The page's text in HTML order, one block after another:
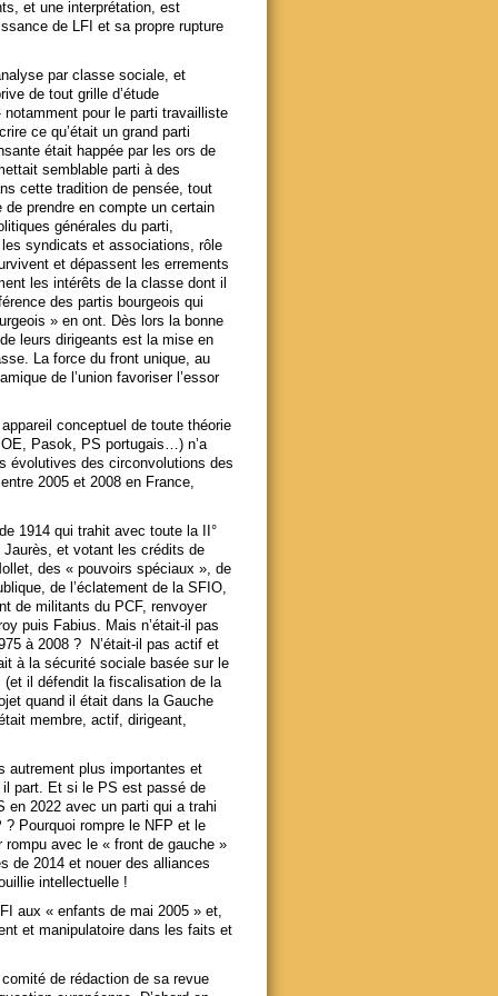
et une interprétation, est
de LFI et sa propre rupture
par classe sociale, et
de tout grille d’étude
pour le parti travailliste
ce qu’était un grand parti
était happée par les ors de
semblable parti à des
cette tradition de pensée, tout
prendre en compte un certain
générales du parti,
syndicats et associations, rôle
et dépassent les errements
les intérêts de la classe dont il
des partis bourgeois qui
» en ont. Dès lors la bonne
leurs dirigeants est la mise en
La force du front unique, au
de l’union favoriser l’essor
conceptuel de toute théorie
Pasok, PS portugais…) n’a
évolutives des circonvolutions des
2005 et 2008 en France,
1914 qui trahit avec toute la II°
et votant les crédits de
des « pouvoirs spéciaux », de
de l’éclatement de la SFIO,
de militants du PCF, renvoyer
puis Fabius. Mais n’était-il pas
à 2008 ? N’était-il pas actif et
à la sécurité sociale basée sur le
il défendit la fiscalisation de la
quand il était dans la Gauche
membre, actif, dirigeant,
autrement plus importantes et
il part. Et si le PS est passé de
en 2022 avec un parti qui a trahi
Pourquoi rompre le NFP et le
rompu avec le « front de gauche »
de 2014 et nouer des alliances
intellectuelle !
aux « enfants de mai 2005 » et,
et manipulatoire dans les faits et
de rédaction de sa revue